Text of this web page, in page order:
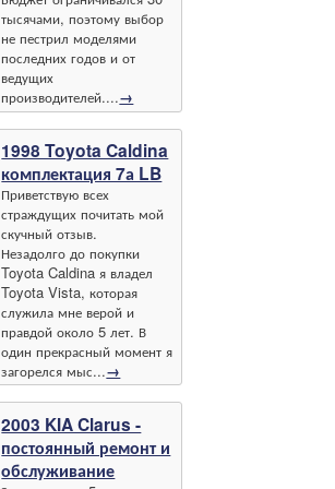
тысячами, поэтому выбор
не пестрил моделями
последних годов и от
ведущих
производителей....→
1998 Toyota Caldina
комплектация 7а LB
Приветствую всех
страждущих почитать мой
скучный отзыв.
Незадолго до покупки
Toyota Caldina я владел
Toyota Vista, которая
служила мне верой и
правдой около 5 лет. В
один прекрасный момент я
загорелся мыс...→
2003 KIA Clarus -
постоянный ремонт и
обслуживание